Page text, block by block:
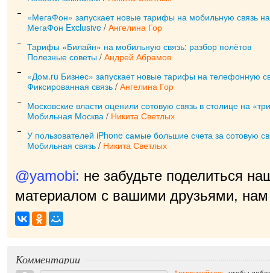
«МегаФон» запускает новые тарифы на мобильную связь
МегаФон Exclusive / Ангелина Гор
Тарифы «Билайн» на мобильную связь: разбор полётов
Полезные советы / Андрей Абрамов
«Дом.ru Бизнес» запускает новые тарифы на телефонную
Фиксированная связь / Ангелина Гор
Московские власти оценили сотовую связь в столице на
Мобильная Москва / Никита Светлых
У пользователей iPhone самые большие счета за сотовую
Мобильная связь / Никита Светлых
@yamobi: не забудьте поделиться
материалом с вашими друзьями, нам
Комментарии